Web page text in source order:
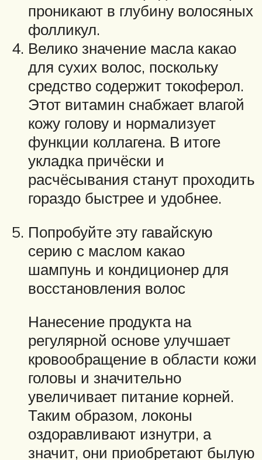
проникают в глубину волосяных
фолликул.
Велико значение масла какао
для сухих волос, поскольку
средство содержит токоферол.
Этот витамин снабжает влагой
кожу голову и нормализует
функции коллагена. В итоге
укладка причёски и
расчёсывания станут проходить
гораздо быстрее и удобнее.
Попробуйте эту гавайскую
серию с маслом какао
шампунь и кондиционер для
восстановления волос
Нанесение продукта на
регулярной основе улучшает
кровообращение в области кожи
головы и значительно
увеличивает питание корней.
Таким образом, локоны
оздоравливают изнутри, а
значит, они приобретают былую